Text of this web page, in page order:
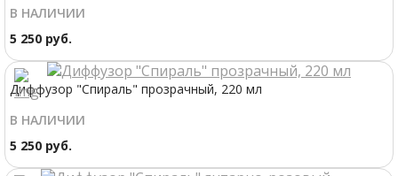
В НАЛИЧИИ
5 250 руб.
Диффузор "Спираль" прозрачный, 220 мл
В НАЛИЧИИ
5 250 руб.